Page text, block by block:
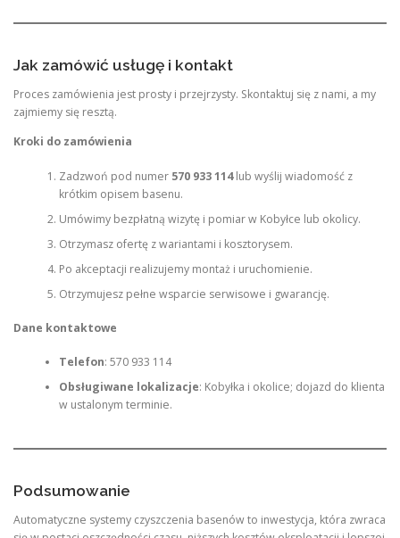
Jak zamówić usługę i kontakt
Proces zamówienia jest prosty i przejrzysty. Skontaktuj się z nami, a my
zajmiemy się resztą.
Kroki do zamówienia
Zadzwoń pod numer 570 933 114lub wyślij wiadomość z
krótkim opisem basenu.
Umówimy bezpłatną wizytę i pomiar w Kobyłce lub okolicy.
Otrzymasz ofertę z wariantami i kosztorysem.
Po akceptacji realizujemy montaż i uruchomienie.
Otrzymujesz pełne wsparcie serwisowe i gwarancję.
Dane kontaktowe
Telefon: 570 933 114
Obsługiwane lokalizacje: Kobyłka i okolice; dojazd do klienta
w ustalonym terminie.
Podsumowanie
Automatyczne systemy czyszczenia basenów to inwestycja, która zwraca